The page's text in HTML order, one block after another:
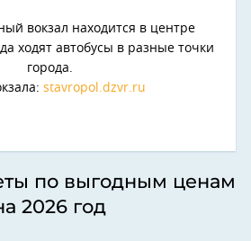
вокзал находится в центре
ходят автобусы в разные точки
города.
stavropol.dzvr.ru
по выгодным ценам
2026 год